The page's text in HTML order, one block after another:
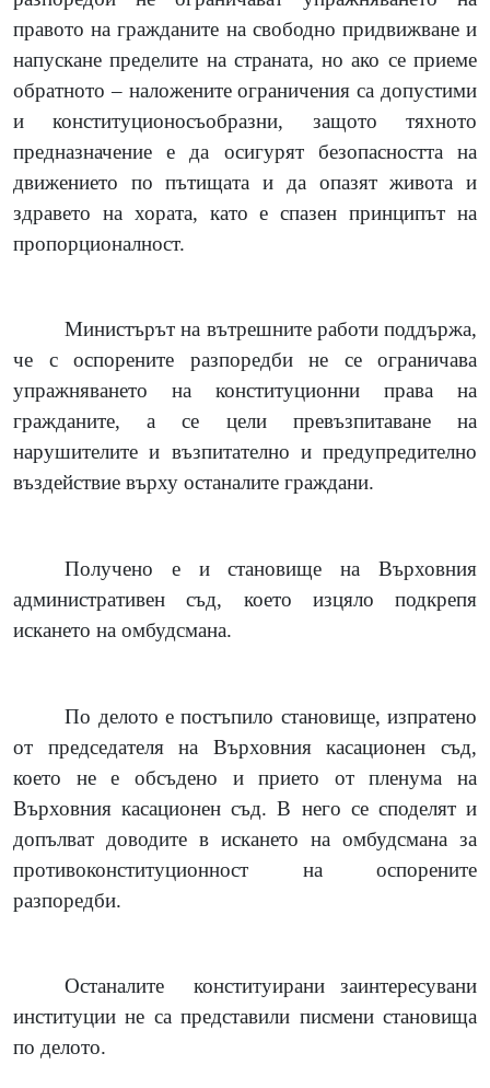
правото на гражданите на свободно придвижване и
напускане пределите на страната, но ако се приеме
обратното – наложените ограничения са допустими
и конституционосъобразни, защото тяхното
предназначение е да осигурят безопасността на
движението по пътищата и да опазят живота и
здравето на хората, като е спазен принципът на
пропорционалност.
Министърът на вътрешните работи поддържа,
че с оспорените разпоредби не се ограничава
упражняването на конституционни права на
гражданите, а се цели превъзпитаване на
нарушителите и възпитателно и предупредително
въздействие върху останалите граждани.
Получено е и становище на Върховния
административен съд, което изцяло подкрепя
искането на омбудсмана.
По делото е постъпило становище, изпратено
от председателя на Върховния касационен съд,
което не е обсъдено и прието от пленума на
Върховния касационен съд. В него се споделят и
допълват доводите в искането на омбудсмана за
противоконституционност на оспорените
разпоредби.
Останалите
конституирани заинтересувани
институции не са представили писмени становища
по делото.